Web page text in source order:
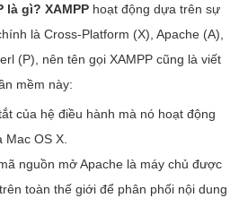
trên Linux
Chạy Localhost
trường Localhost với XAMPP
(Database) trên Localhost
là gì? XAMPP hoạt động dựa trên sự
là Cross-Platform (X), Apache (A),
(P), nên tên gọi XAMPP cũng là viết
mềm này:
của hệ điều hành mà nó hoạt động
Mac OS X.
nguồn mở Apache là máy chủ được
toàn thế giới để phân phối nội dung